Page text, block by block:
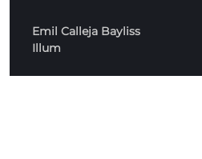
Emil Calleja Bayliss
Illum